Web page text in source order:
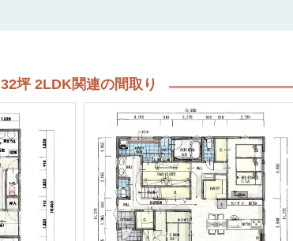
32坪 2LDK関連の間取り